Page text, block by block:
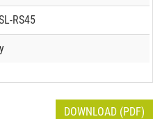
RS45
DOWNLOAD (PDF)